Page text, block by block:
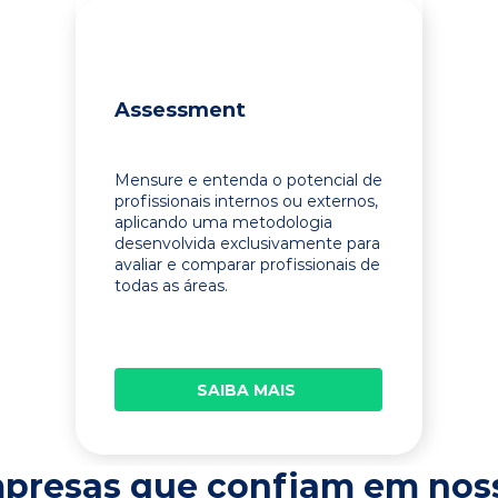
Assessment
Mensure e entenda o potencial de
profissionais internos ou externos,
aplicando uma metodologia
desenvolvida exclusivamente para
avaliar e comparar profissionais de
todas as áreas.
SAIBA MAIS
que confiam em